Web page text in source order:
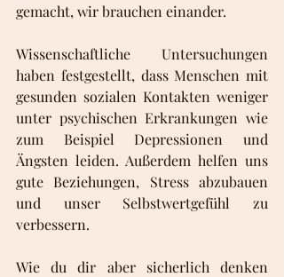
gemacht, wir brauchen einander.
Wissenschaftliche Untersuchungen
haben festgestellt, dass Menschen mit
gesunden sozialen Kontakten weniger
unter psychischen Erkrankungen wie
zum Beispiel Depressionen und
Ängsten leiden. Außerdem helfen uns
gute Beziehungen, Stress abzubauen
und unser Selbstwertgefühl zu
verbessern.
Wie du dir aber sicherlich denken